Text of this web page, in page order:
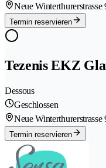
Neue Winterthurerstrasse
Termin reservieren
Tezenis EKZ
Dessous
Geschlossen
Neue Winterthurerstrasse
Termin reservieren